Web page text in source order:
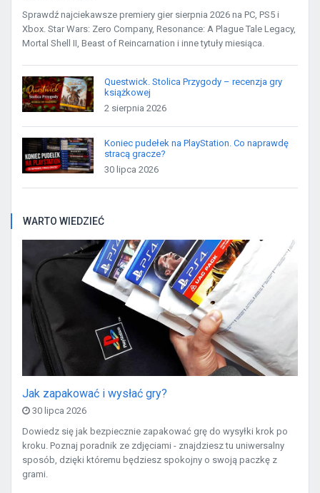
Sprawdź najciekawsze premiery gier sierpnia 2026 na PC, PS5 i
Xbox. Star Wars: Zero Company, Resonance: A Plague Tale Legacy,
Mortal Shell II, Beast of Reincarnation i inne tytuły miesiąca.
Questwick. Stolica Przygody – recenzja gry
książkowej
2 sierpnia 2026
Koniec pudełek na PlayStation. Co naprawdę
stracą gracze?
30 lipca 2026
WARTO WIEDZIEĆ
Jak zapakować i wysłać gry?
30 lipca 2026
Dowiedz się jak bezpiecznie zapakować grę do wysyłki krok po
kroku. Poznaj poradnik ze zdjęciami - znajdziesz tu uniwersalny
sposób, dzięki któremu będziesz spokojny o swoją paczkę z
grami.